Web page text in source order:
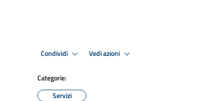
Condividi Vedi azioni
Categorie:
Servizi